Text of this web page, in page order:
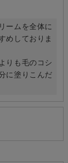
ームを全体に
めしておりま
りも毛のコシ
に塗りこんだ